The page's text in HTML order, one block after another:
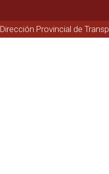
Dirección Provincial de